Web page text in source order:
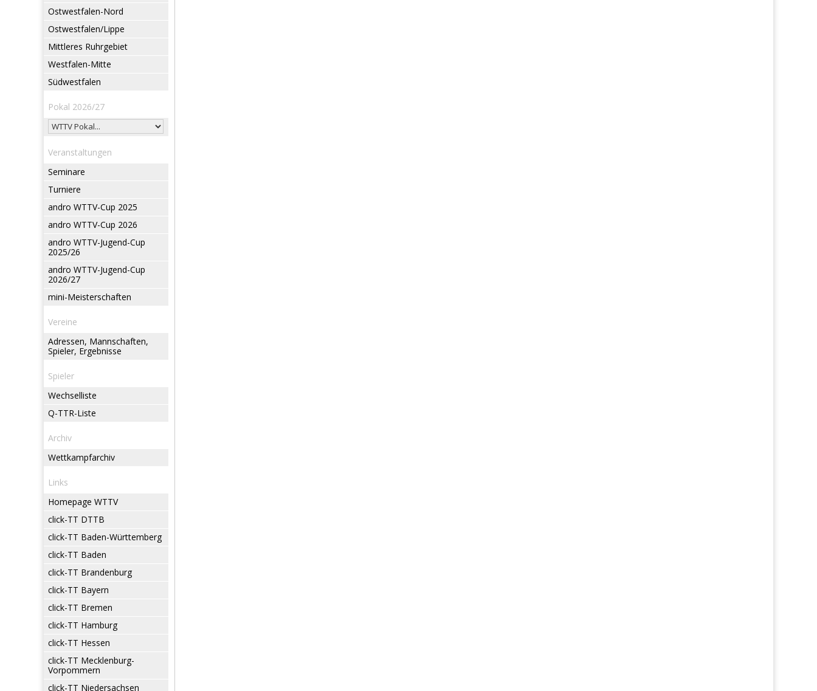
Ostwestfalen-Nord
Ostwestfalen/Lippe
Mittleres Ruhrgebiet
Westfalen-Mitte
Südwestfalen
Pokal 2026/27
Veranstaltungen
Seminare
Turniere
andro WTTV-Cup 2025
andro WTTV-Cup 2026
andro WTTV-Jugend-Cup
2025/26
andro WTTV-Jugend-Cup
2026/27
mini-Meisterschaften
Vereine
Adressen, Mannschaften,
Spieler, Ergebnisse
Spieler
Wechselliste
Q-TTR-Liste
Archiv
Wettkampfarchiv
Links
Homepage WTTV
click-TT DTTB
click-TT Baden-Württemberg
click-TT Baden
click-TT Brandenburg
click-TT Bayern
click-TT Bremen
click-TT Hamburg
click-TT Hessen
click-TT Mecklenburg-
Vorpommern
click-TT Niedersachsen